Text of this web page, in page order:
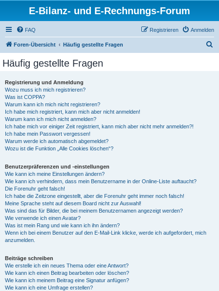
E-Bilanz- und E-Rechnungs-Forum
FAQ Anmelden
Registrieren
Foren-Übersicht Häufig gestellte Fragen
Häufig gestellte Fragen
Registrierung und Anmeldung
Wozu muss ich mich registrieren?
Was ist COPPA?
Warum kann ich mich nicht registrieren?
Ich habe mich registriert, kann mich aber nicht anmelden!
Warum kann ich mich nicht anmelden?
Ich habe mich vor einiger Zeit registriert, kann mich aber nicht mehr anmelden?!
Ich habe mein Passwort vergessen!
Warum werde ich automatisch abgemeldet?
Wozu ist die Funktion „Alle Cookies löschen“?
Benutzerpräferenzen und -einstellungen
Wie kann ich meine Einstellungen ändern?
Wie kann ich verhindern, dass mein Benutzername in der Online-Liste auftaucht?
Die Forenuhr geht falsch!
Ich habe die Zeitzone eingestellt, aber die Forenuhr geht immer noch falsch!
Meine Sprache steht auf diesem Board nicht zur Auswahl!
Was sind das für Bilder, die bei meinem Benutzernamen angezeigt werden?
Wie verwende ich einen Avatar?
Was ist mein Rang und wie kann ich ihn ändern?
Wenn ich bei einem Benutzer auf den E-Mail-Link klicke, werde ich aufgefordert, mich
anzumelden.
Beiträge schreiben
Wie erstelle ich ein neues Thema oder eine Antwort?
Wie kann ich einen Beitrag bearbeiten oder löschen?
Wie kann ich meinem Beitrag eine Signatur anfügen?
Wie kann ich eine Umfrage erstellen?